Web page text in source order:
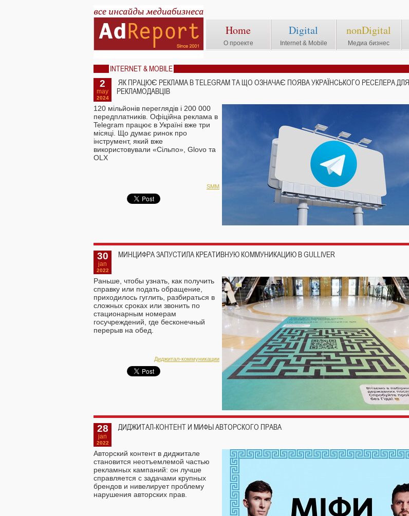
Home
О проекте
Digital
Internet & Mobile
nonDigital
Медиа бизнес
INTERNET & MOBILE
2
may
2024
ЯК ПРАЦЮЄ РЕКЛАМА В TELEGRAM ТА ЩО ОЗНАЧАЄ ПОЯВА УКРАЇНСЬКОГО РЕСЕЛЕРА ДЛЯ
РЕКЛАМОДАВЦІВ
120 мільйонів переглядів і 200 000
передплатників. Офіційна реклама в
Telegram працює в Україні вже три
місяці. Що думає ринок про
інструмент, який вже
використовували «Сільпо», Glovo та
OLX
SMM
30
jan
2022
МИНЦИФРА ЗАПУСТИЛА КРЕАТИВНУЮ КОММУНИКАЦИЮ В GULLIVER
Раньше, чтобы узнать, как получить
справку или подать обращение,
приходилось гуглить, разбираться в
сложных сроках или звонить по
стационарным номерам
госучреждений, где бесконечный
перерыв на обед.
Диджитал-коммуникации
28
jan
2022
ДИДЖИТАЛ-КОНТЕНТ И МИФЫ АВТОРСКОГО ПРАВА
Авторский контент в диджитале
становится неотъемлемой частью
рекламных кампаний: он лучше
справляется с задачами крупных
брендов и нивелирует проблему
нарушения авторских прав.